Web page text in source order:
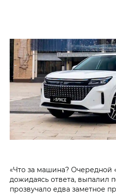
«Что за машина? Очередной
дожидаясь ответа, выпалил
прозвучало едва заметное